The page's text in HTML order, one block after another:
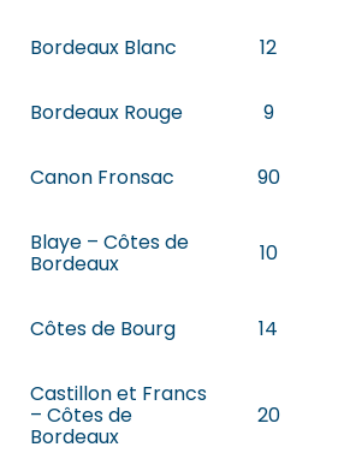
Bordeaux Blanc 12
Bordeaux Rouge 9
Canon Fronsac 90
Blaye – Côtes de
Bordeaux 10
Côtes de Bourg 14
Castillon et Francs
– Côtes de
Bordeaux
20